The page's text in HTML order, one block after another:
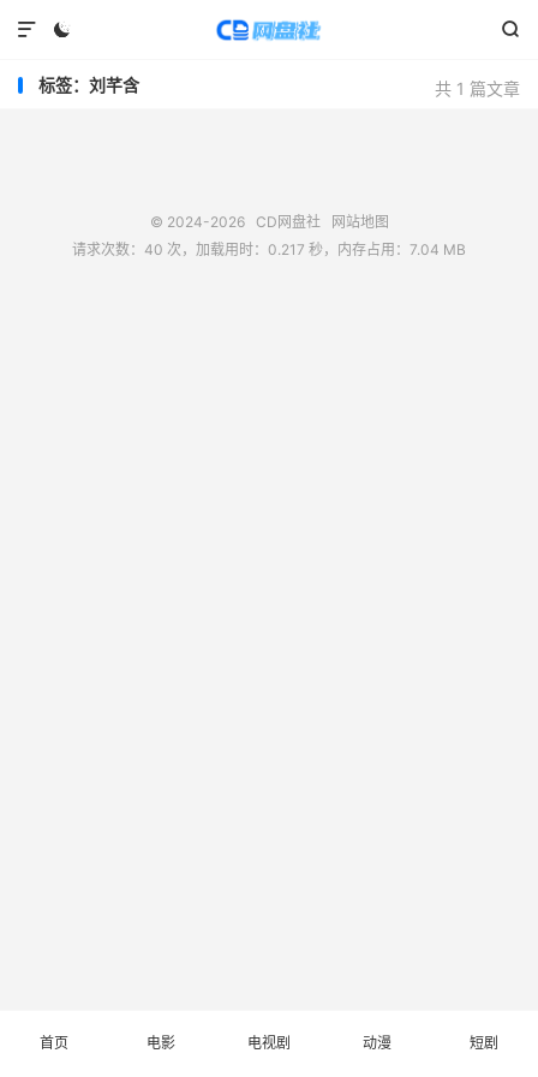
 

共 1 篇文章
标签：刘芊含
© 2024-2026 CD网盘社
网站地图
请求次数：40 次，加载用时：0.217 秒，内存占用：7.04 MB
首页 电影 电视剧 动漫 短剧